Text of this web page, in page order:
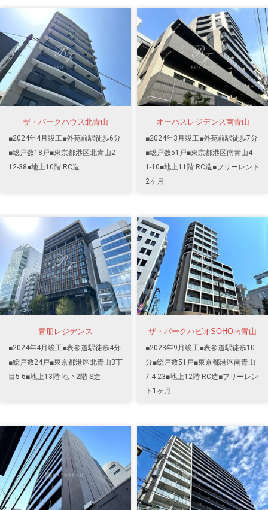
ザ・パークハウス北青山
■2024年4月竣工■外苑前駅徒歩6分
■総戸数18戸■東京都港区北青山2-
12-38■地上10階 RC造
オーパスレジデンス南青山
■2024年3月竣工■外苑前駅徒歩7分
■総戸数51戸■東京都港区南青山4-
1-10■地上11階 RC造■フリーレント
2ヶ月
青朋レジデンス
■2024年4月竣工■表参道駅徒歩4分
■総戸数24戸■東京都港区北青山3丁
目5-6■地上13階 地下2階 S造
ザ・パークハビオSOHO南青山
■2023年9月竣工■表参道駅徒歩10
分■総戸数51戸■東京都港区南青山
7-4-23■地上12階 RC造■フリーレン
ト1ヶ月